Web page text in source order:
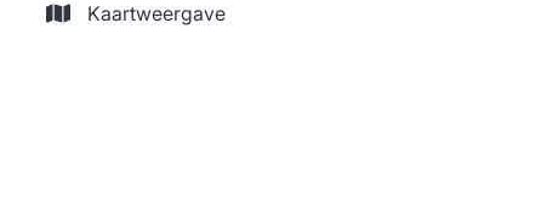
Kaartweergave